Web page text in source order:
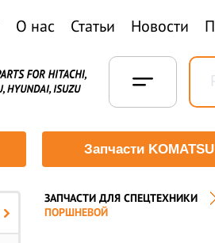
О нас Статьи Новости
Запчасти KOMATSU
ЗАПЧАСТИ ДЛЯ СПЕЦТЕХНИКИ
ПОРШНЕВОЙ